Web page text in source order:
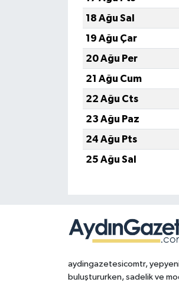
18 Ağu Sal
19 Ağu Çar
20 Ağu Per
21 Ağu Cum
22 Ağu Cts
23 Ağu Paz
24 Ağu Pts
25 Ağu Sal
aydingazetesicomtr,
buluştururken, sadelik ve